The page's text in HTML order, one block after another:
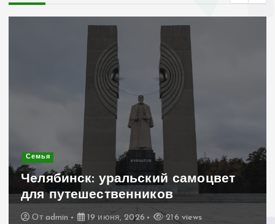
Современное строительство
Керамогранит «под дерево»:
стильное и практичное решение
для дачного домика
От admin 19 июня, 2026 205 views